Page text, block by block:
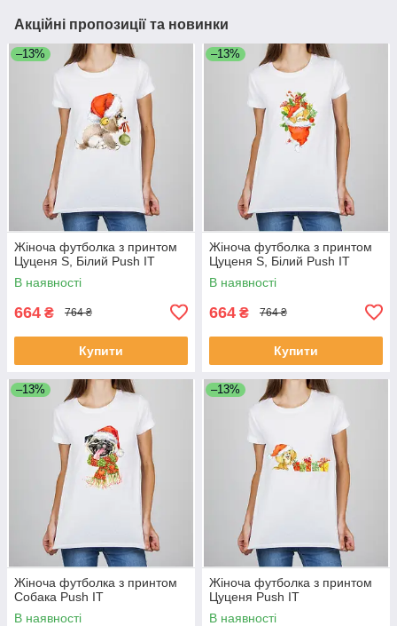
Акційні пропозиції та новинки
–13%
Жіноча футболка з принтом
Цуценя S, Білий Push IT
В наявності
664 ₴ 764 ₴
Купити
–13%
Жіноча футболка з принтом
Цуценя S, Білий Push IT
В наявності
664 ₴ 764 ₴
Купити
–13%
Жіноча футболка з принтом
Собака Push IT
В наявності
–13%
Жіноча футболка з принтом
Цуценя Push IT
В наявності